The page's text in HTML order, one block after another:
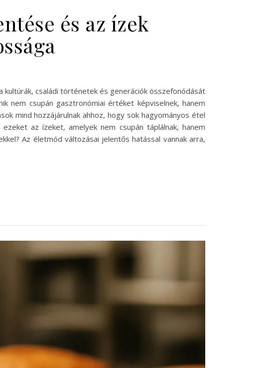
és az ízek
kultúrák, családi történetek és generációk összefonódását
nem csupán gasztronómiai értéket képviselnek, hanem
mind hozzájárulnak ahhoz, hogy sok hagyományos étel
az ízeket, amelyek nem csupán táplálnak, hanem
Az életmód változásai jelentős hatással vannak arra,